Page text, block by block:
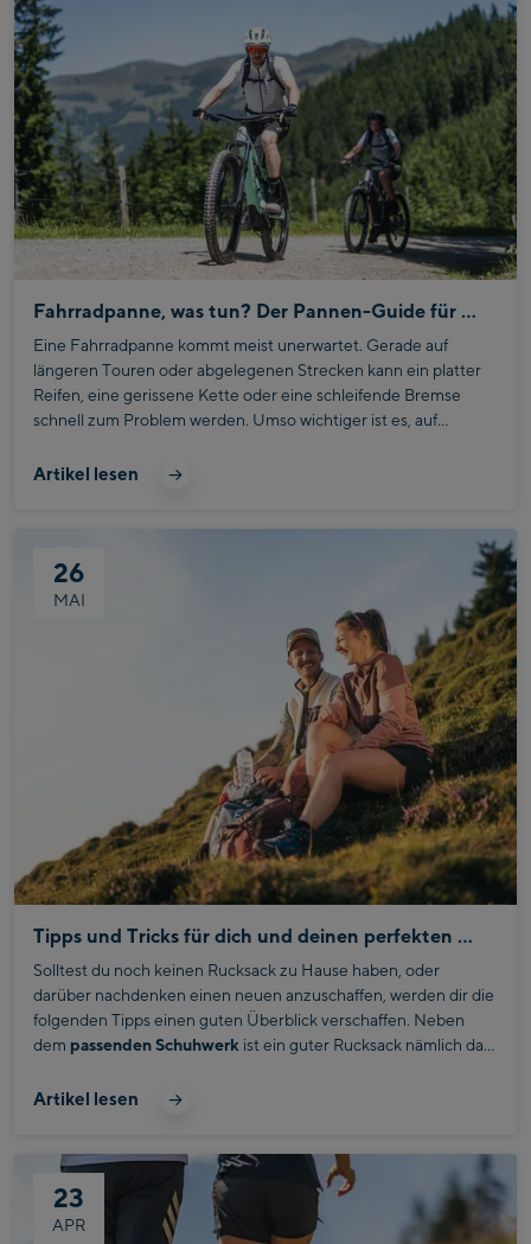
Fahrradpanne, was tun? Der Pannen-Guide für unterwegs
Eine Fahrradpanne kommt meist unerwartet. Gerade auf
längeren Touren oder abgelegenen Strecken kann ein platter
Reifen, eine gerissene Kette oder eine schleifende Bremse
schnell zum Problem werden. Umso wichtiger ist es, auf
Werkzeuge immer dabeizuhaben. Mit einer kleinen Service
Artikel lesen
26
MAI
Tipps und Tricks für dich und deinen perfekten Wanderrucksack
Solltest du noch keinen Rucksack zu Hause haben, oder
darüber nachdenken einen neuen anzuschaffen, werden dir die
folgenden Tipps einen guten Überblick verschaffen. Neben
dem passenden Schuhwerk ist ein guter Rucksack nämlich das
Rückenschmerzen und
Wanderrucksäcke erhältst du nämlich grob von
Litern, mit den verschiedensten Funktionen
Artikel lesen
23
APR